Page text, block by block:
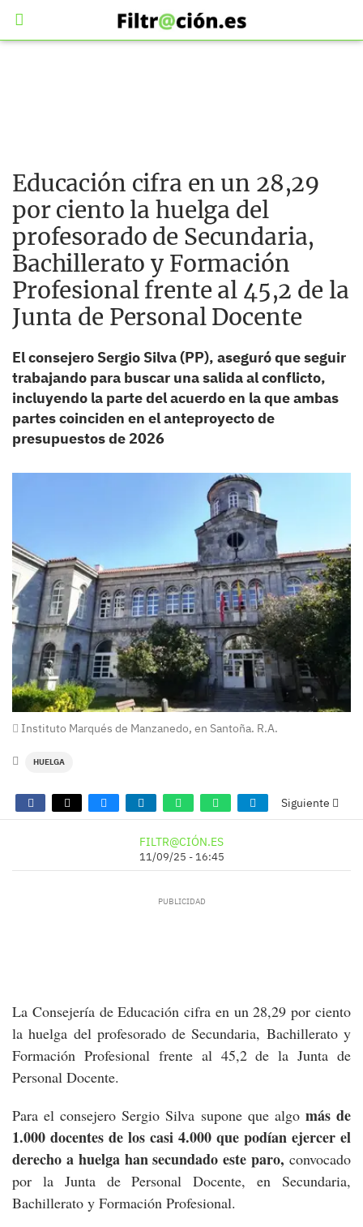
Educación cifra en un 28,29
por ciento la huelga del
profesorado de Secundaria,
Bachillerato y Formación
Profesional frente al 45,2 de la
Junta de Personal Docente
El consejero Sergio Silva (PP), aseguró que seguir
trabajando para buscar una salida al conflicto,
incluyendo la parte del acuerdo en la que ambas
partes coinciden en el anteproyecto de
presupuestos de 2026
Instituto Marqués de Manzanedo, en Santoña. R.A.
HUELGA
Siguiente
FILTR@CIÓN.ES
11/09/25 - 16:45
La Consejería de Educación cifra en un 28,29 por ciento
la huelga del profesorado de Secundaria, Bachillerato y
Formación Profesional frente al 45,2 de la Junta de
Personal Docente.
Para el consejero Sergio Silva supone que algo más de
1.000 docentes de los casi 4.000 que podían ejercer el
derecho a huelga han secundado este paro, convocado
por la Junta de Personal Docente, en Secundaria,
Bachillerato y Formación Profesional.